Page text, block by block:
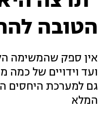
הטובה
אין ספק שהמשימה
ועד וידויים של כמה
גם למערכת היחסים
המלא